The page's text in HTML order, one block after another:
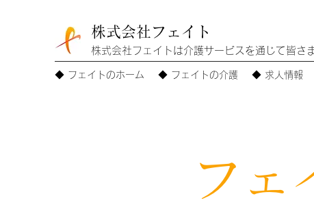
株式会社フェイト
株式会社フェイトは介護サービスを通じて皆さ
◆ フェイトのホーム ◆ フェイトの介護 ◆ 求人情報
フェ